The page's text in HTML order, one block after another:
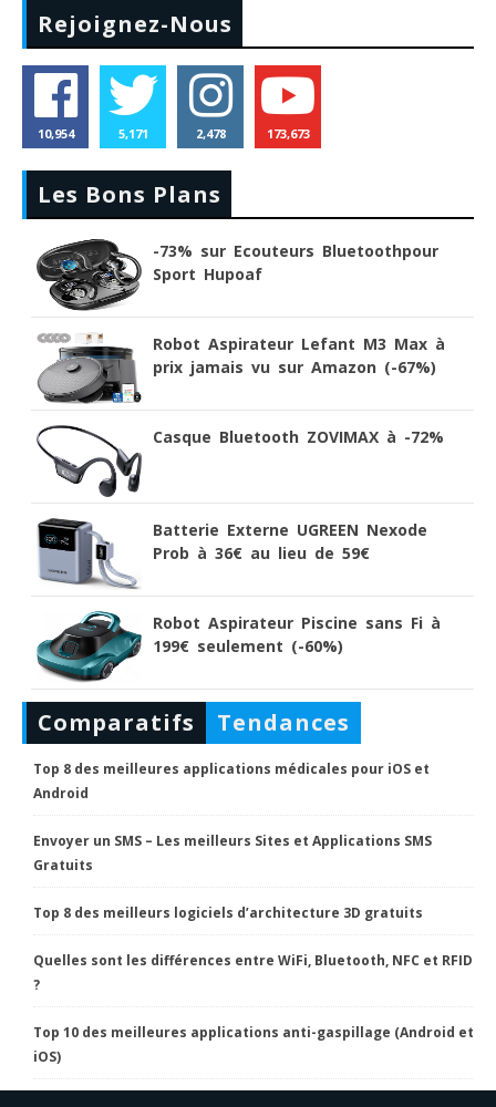
Rejoignez-Nous
10,954 5,171 2,478 173,673
Les Bons Plans
-73% sur Ecouteurs Bluetoothpour
Sport Hupoaf
Robot Aspirateur Lefant M3 Max à
prix jamais vu sur Amazon (-67%)
Casque Bluetooth ZOVIMAX à -72%
Batterie Externe UGREEN Nexode
Prob à 36€ au lieu de 59€
Robot Aspirateur Piscine sans Fi à
199€ seulement (-60%)
Comparatifs Tendances
Top 8 des meilleures applications médicales pour iOS et
Android
Envoyer un SMS – Les meilleurs Sites et Applications SMS
Gratuits
Top 8 des meilleurs logiciels d’architecture 3D gratuits
Quelles sont les différences entre WiFi, Bluetooth, NFC et RFID
?
Top 10 des meilleures applications anti-gaspillage (Android et
iOS)